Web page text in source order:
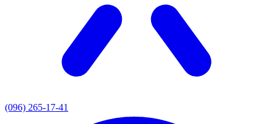
(096) 265-17-41